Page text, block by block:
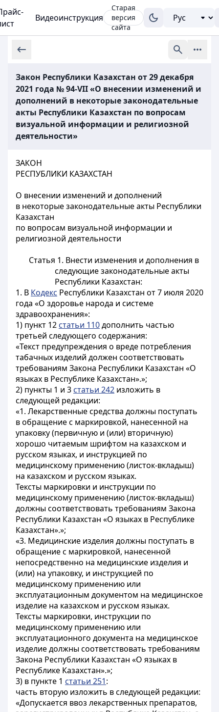
Видеоинструкция
Старая
версия
сайта
Закон Республики Казахстан от 29 декабря
2021 года № 94-VII «О внесении изменений и
дополнений в некоторые законодательные
акты Республики Казахстан по вопросам
визуальной информации и религиозной
деятельности»
ЗАКОН
РЕСПУБЛИКИ КАЗАХСТАН
О внесении изменений и дополнений
в некоторые законодательные акты Республики
Казахстан
по вопросам визуальной информации и
религиозной деятельности
Статья 1. Внести изменения и дополнения в
следующие законодательные акты
Республики Казахстан:
1. В Кодекс Республики Казахстан от 7 июля 2020
года «О здоровье народа и системе
здравоохранения»:
1) пункт 12 статьи 110дополнить частью
третьей следующего содержания:
«Текст предупреждения о вреде потребления
табачных изделий должен соответствовать
требованиям Закона Республики Казахстан «О
языках в Республике Казахстан».»;
2) пункты 1 и 3 статьи 242 изложить в
следующей редакции:
«1. Лекарственные средства должны поступать
в обращение с маркировкой, нанесенной на
упаковку (первичную и (или) вторичную)
хорошо читаемым шрифтом на казахском и
русском языках, и инструкцией по
медицинскому применению (листок-вкладыш)
на казахском и русском языках.
Тексты маркировки и инструкции по
медицинскому применению (листок-вкладыш)
должны соответствовать требованиям Закона
Республики Казахстан «О языках в Республике
Казахстан».»;
«3. Медицинские изделия должны поступать в
обращение с маркировкой, нанесенной
непосредственно на медицинские изделия и
(или) на упаковку, и инструкцией по
медицинскому применению или
эксплуатационным документом на медицинское
изделие на казахском и русском языках.
Тексты маркировки, инструкции по
медицинскому применению или
эксплуатационного документа на медицинское
изделие должны соответствовать требованиям
Закона Республики Казахстан «О языках в
Республике Казахстан».»;
3) в пункте 1 статьи 251:
часть вторую изложить в следующей редакции:
«Допускается ввоз лекарственных препаратов,